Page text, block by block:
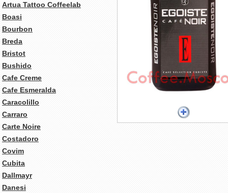
Artua Tattoo Coffeelab
Boasi
Bourbon
Breda
Bristot
Bushido
Cafe Creme
Cafe Esmeralda
Caracolillo
Carraro
Carte Noire
Costadoro
Covim
Cubita
Dallmayr
Danesi